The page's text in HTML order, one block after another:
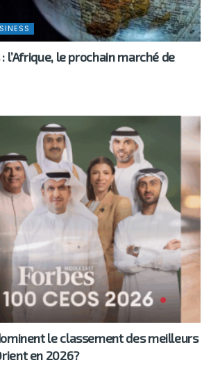
l’Afrique, le prochain marché de
le classement des meilleurs
en 2026?